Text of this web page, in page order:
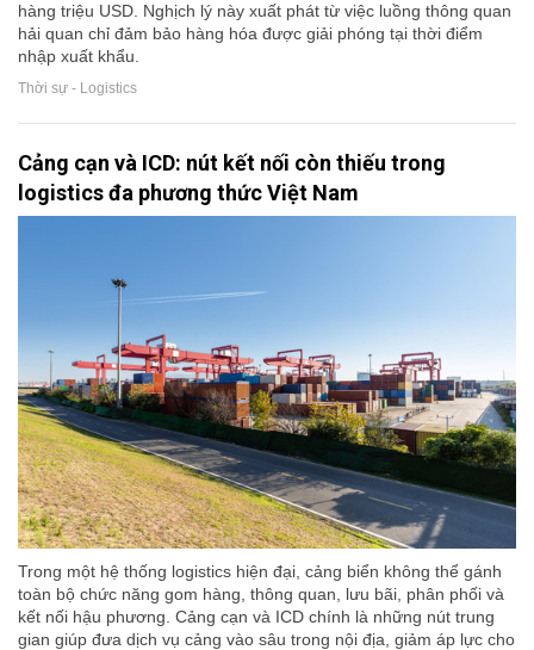
hàng triệu USD. Nghịch lý này xuất phát từ việc luồng thông quan
hải quan chỉ đảm bảo hàng hóa được giải phóng tại thời điểm
nhập xuất khẩu.
Thời sự - Logistics
Cảng cạn và ICD: nút kết nối còn thiếu trong
logistics đa phương thức Việt Nam
Trong một hệ thống logistics hiện đại, cảng biển không thể gánh
toàn bộ chức năng gom hàng, thông quan, lưu bãi, phân phối và
kết nối hậu phương. Cảng cạn và ICD chính là những nút trung
gian giúp đưa dịch vụ cảng vào sâu trong nội địa, giảm áp lực cho